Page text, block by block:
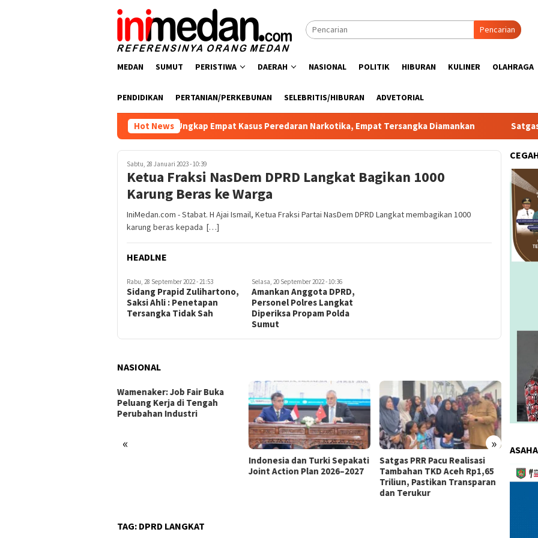
Pencarian
MEDAN SUMUT PERISTIWA DAERAH NASIONAL POLITIK HIBURAN KULINER OLAHRAGA
PENDIDIKAN PERTANIAN/PERKEBUNAN SELEBRITIS/HIBURAN ADVETORIAL
Hot News
Polres Batu Bara Ungkap Empat Kasus Peredaran Narkotika, Empat Tersangka Diamankan Satgas PRR Pacu
Sabtu, 28 Januari 2023 - 10:39
Ketua Fraksi NasDem DPRD Langkat Bagikan 1000
Karung Beras ke Warga
IniMedan.com - Stabat. H Ajai Ismail, Ketua Fraksi Partai NasDem DPRD Langkat membagikan 1000
karung beras kepada […]
HEADLNE
Rabu, 28 September 2022 - 21:53
Sidang Prapid Zulihartono,
Saksi Ahli : Penetapan
Tersangka Tidak Sah
Selasa, 20 September 2022 - 10:36
Amankan Anggota DPRD,
Personel Polres Langkat
Diperiksa Propam Polda
Sumut
NASIONAL
« »
Satgas PRR Pacu Realisasi
Tambahan TKD Aceh Rp1,65
Kemnaker Berhasil Mediasi
Perselisihan PHK PT Amos
Indah Indonesia Perselisihan
PHK PT Amos Indah Indonesia
TAG: DPRD LANGKAT
Video